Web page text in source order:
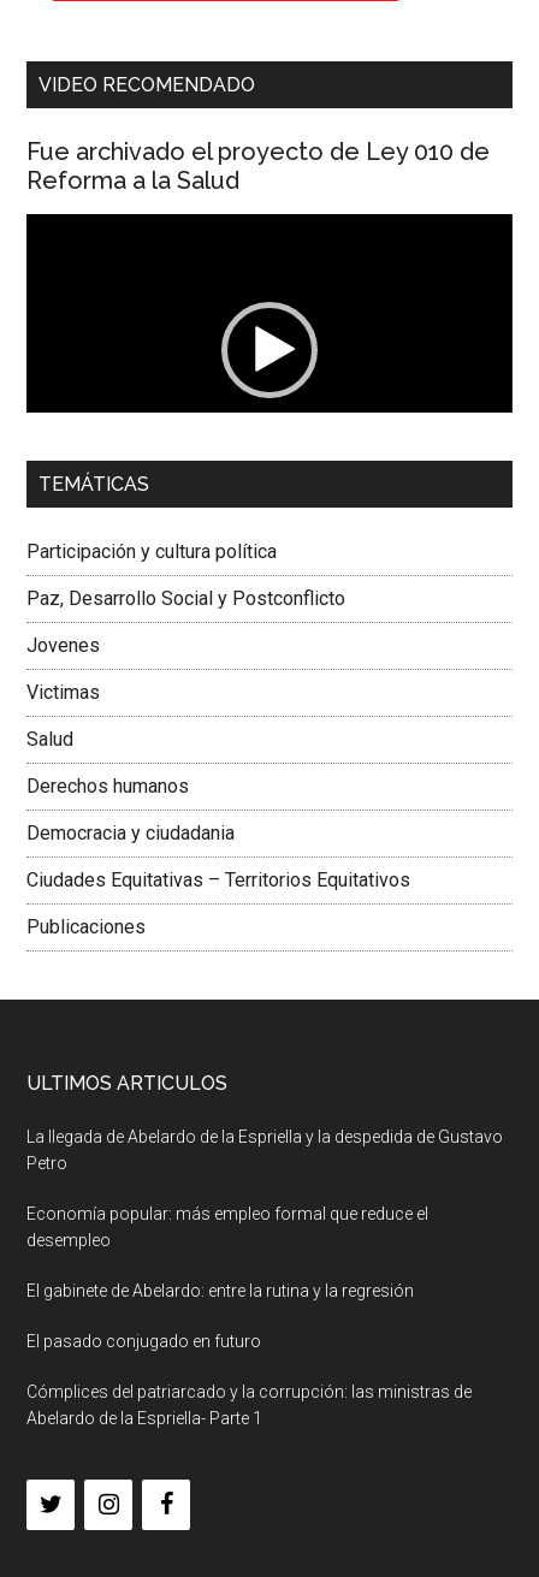
VIDEO RECOMENDADO
Fue archivado el proyecto de Ley 010 de
Reforma a la Salud
00:00 01:04
Dra. Carolina Corcho Mejía,Presidenta Corporación
Colombiana
TEMÁTICAS
Participación y cultura política
Paz, Desarrollo Social y Postconflicto
Jovenes
Victimas
Salud
Derechos humanos
Democracia y ciudadania
Ciudades Equitativas – Territorios Equitativos
Publicaciones
ULTIMOS ARTICULOS
La llegada de Abelardo de la Espriella y la despedida de Gustavo
Petro
Economía popular: más empleo formal que reduce el
desempleo
El gabinete de Abelardo: entre la rutina y la regresión
El pasado conjugado en futuro
Cómplices del patriarcado y la corrupción: las ministras de
Abelardo de la Espriella- Parte 1